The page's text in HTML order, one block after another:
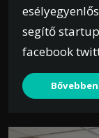
segítő
facebook
Bővebben